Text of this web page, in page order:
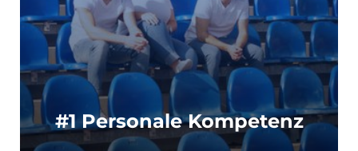
#1 Personale Kompetenz